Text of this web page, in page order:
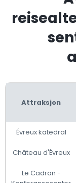
Attraksjon
Évreux katedral
Château d'Évreux
Le Cadran -